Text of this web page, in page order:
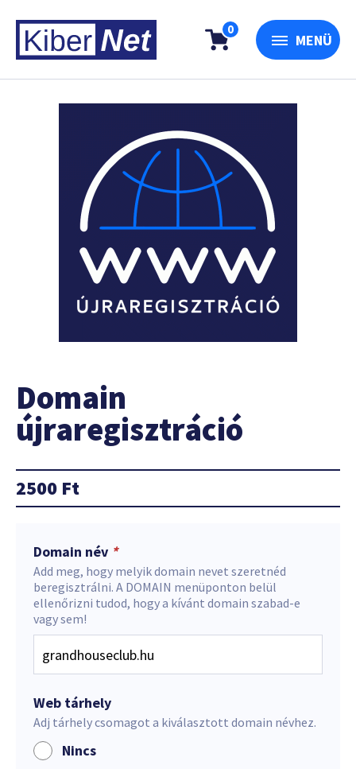
0
MENÜ
Domain
újraregisztráció
2500 Ft
Domain név *
Add meg, hogy melyik domain nevet szeretnéd
beregisztrálni. A DOMAIN menüponton belül
ellenőrizni tudod, hogy a kívánt domain szabad-e
vagy sem!
Web tárhely
Adj tárhely csomagot a kiválasztott domain névhez.
Nincs